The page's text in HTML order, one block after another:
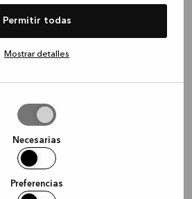
Permitir todas
Mostrar detalles
Necesarias
Preferencias